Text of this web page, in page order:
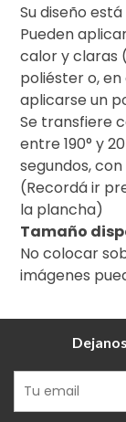
Su diseño
Pueden
calor y claras
poliéster o,
aplicarse un
Se transfiere
entre 190° y
segundos,
(Recordá ir
la plancha)
Tamaño
No colocar
imágenes